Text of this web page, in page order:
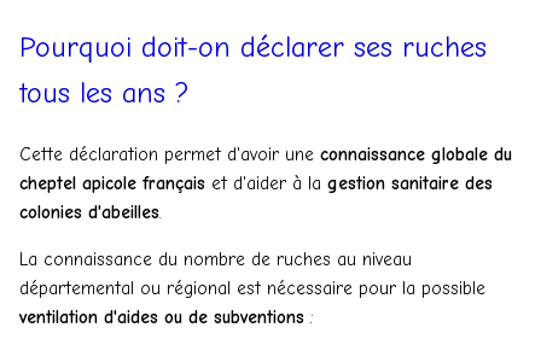
Pourquoi doit-on déclarer ses ruches
tous les ans ?
Cette déclaration permet d'avoir une connaissance globale du
cheptel apicole français et d'aider à la gestion sanitaire des
colonies d'abeilles.
La connaissance du nombre de ruches au niveau
départemental ou régional est nécessaire pour la possible
ventilation d'aides ou de subventions :